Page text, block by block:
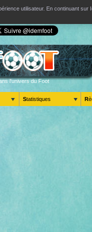
utilisateur. En continuant
l'univers du Foot
Statistiques